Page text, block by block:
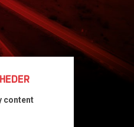
content